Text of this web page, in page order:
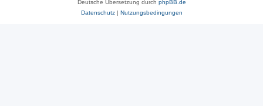
Deutsche Übersetzung durch phpBB.de
Datenschutz| Nutzungsbedingungen